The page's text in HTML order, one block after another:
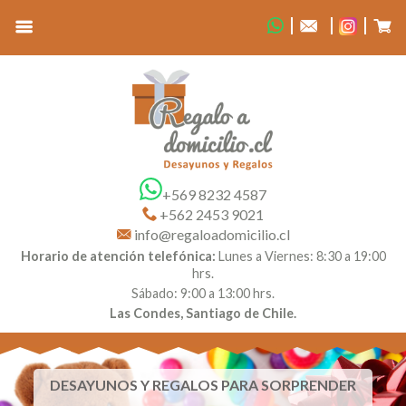
+569 8232 4587
+562 2453 9021
info@regaloadomicilio.cl
Horario de atención telefónica: Lunes a Viernes: 8:30 a 19:00
hrs.
Sábado: 9:00 a 13:00 hrs.
Las Condes, Santiago de Chile.
DESAYUNOS Y REGALOS PARA SORPRENDER